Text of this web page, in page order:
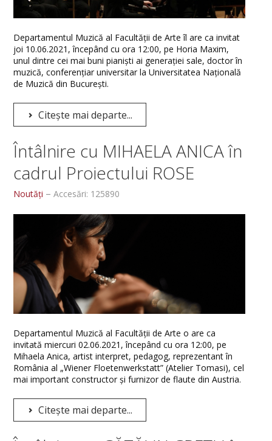
Finalizare studii
Erasmus +
ADMITERE
Admitere Master
MEDIA
Departamentul Muzică al Facultății de Arte îl are ca invitat
joi 10.06.2021, începând cu ora 12:00, pe Horia Maxim,
unul dintre cei mai buni pianişti ai generaţiei sale, doctor în
muzică, conferențiar universitar la Universitatea Națională
de Muzică din București.
Citește mai departe...
Întâlnire cu MIHAELA ANICA în
cadrul Proiectului ROSE
Noutăți Accesări: 125890
Departamentul Muzică al Facultății de Arte o are ca
invitată miercuri 02.06.2021, începând cu ora 12:00, pe
Mihaela Anica, artist interpret, pedagog, reprezentant în
România al „Wiener Floetenwerkstatt” (Atelier Tomasi), cel
mai important constructor şi furnizor de flaute din Austria.
Citește mai departe...